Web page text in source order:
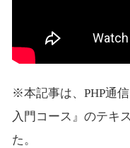
※本記事は、PHP通
入門コース』のテキ
た。